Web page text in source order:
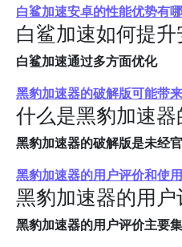
白鲨加速安卓的性能优势有
白鲨加速如何提
白鲨加速通过多方面优化
黑豹加速器的破解版可能带
什么是黑豹加速器
黑豹加速器的破解版是未经
黑豹加速器的用户评价和使
黑豹加速器的用户
黑豹加速器的用户评价主要集